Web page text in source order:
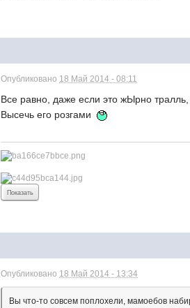
Опубликовано 18 Май 2014 - 08:11
Все равно, даже если это жЫрно
Высечь его розгами
Опубликовано 18 Май 2014 - 13:34
Вы что-то совсем поплохели, мамоебов